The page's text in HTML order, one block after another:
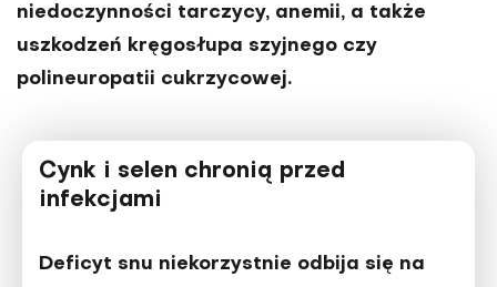
niedoczynności tarczycy, anemii, a także
uszkodzeń kręgosłupa szyjnego czy
polineuropatii cukrzycowej.
Cynk i selen chronią przed
infekcjami
Deficyt snu niekorzystnie odbija się na